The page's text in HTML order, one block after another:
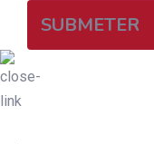
SUBMETER